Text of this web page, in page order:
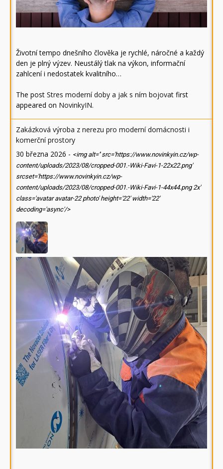
Životní tempo dnešního člověka je rychlé, náročné a každý
den je plný výzev. Neustálý tlak na výkon, informační
zahlcení i nedostatek kvalitního…
The post Stres moderní doby a jak s ním bojovat first
appeared on NovinkyIN.
Zakázková výroba z nerezu pro moderní domácnosti i
komerční prostory
30 března 2026 - <img alt='' src='https://www.novinkyin.cz/wp-
content/uploads/2023/08/cropped-001.-Wiki-Favi-1-22x22.png'
srcset='https://www.novinkyin.cz/wp-
content/uploads/2023/08/cropped-001.-Wiki-Favi-1-44x44.png 2x'
class='avatar avatar-22 photo' height='22' width='22'
decoding='async'/>